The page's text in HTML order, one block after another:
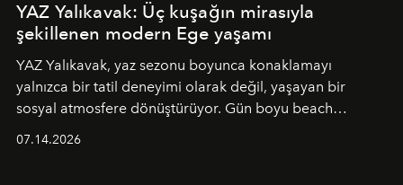
YAZ Yalıkavak: Üç kuşağın mirasıyla
şekillenen modern Ege yaşamı
YAZ Yalıkavak, yaz sezonu boyunca konaklamayı
yalnızca bir tatil deneyimi olarak değil, yaşayan bir
sosyal atmosfere dönüştürüyor. Gün boyu beach
07.14.2026